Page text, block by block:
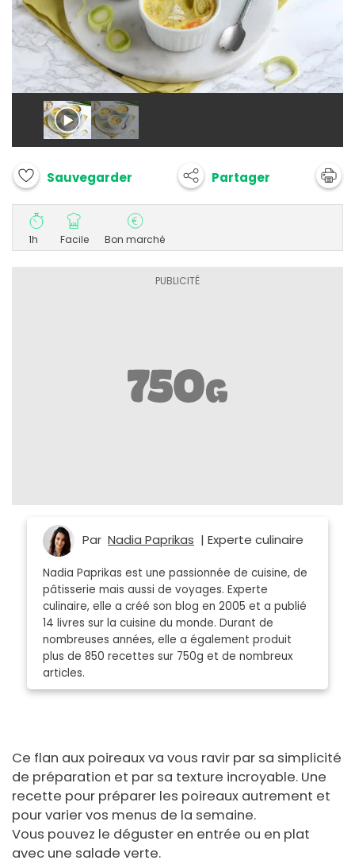
Sauvegarder Partager
1h Facile Bon marché
Par Nadia Paprikas | Experte culinaire
Nadia Paprikas est une passionnée de cuisine, de
pâtisserie mais aussi de voyages. Experte
culinaire, elle a créé son blog en 2005 et a publié
14 livres sur la cuisine du monde. Durant de
nombreuses années, elle a également produit
plus de 850 recettes sur 750g et de nombreux
articles.
Ce flan aux poireaux va vous ravir par sa simplicité
de préparation et par sa texture incroyable. Une
recette pour préparer les poireaux autrement et
pour varier vos menus de la semaine.
Vous pouvez le déguster en entrée ou en plat
avec une salade verte.